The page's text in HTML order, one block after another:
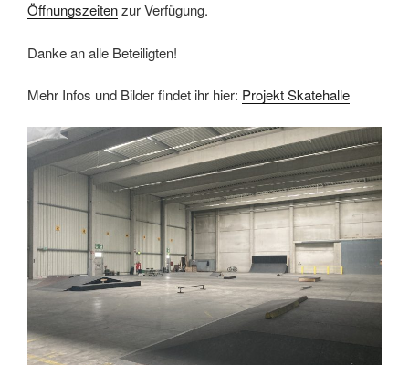
Öffnungszeitenzur Verfügung.
Danke an alle Beteiligten!
Mehr Infos und Bilder findet ihr hier: Projekt Skatehalle